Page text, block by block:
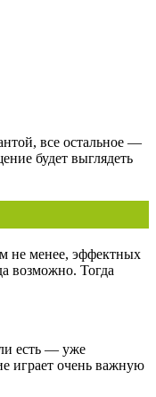
все остальное —
будет выглядеть
не менее, эффектных
возможно. Тогда
есть — уже
играет очень важную